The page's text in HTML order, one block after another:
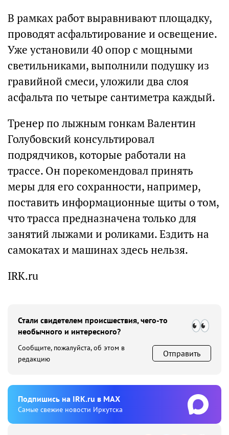
В рамках работ выравнивают площадку,
проводят асфальтирование и освещение.
Уже установили 40 опор с мощными
светильниками, выполнили подушку из
гравийной смеси, уложили два слоя
асфальта по четыре сантиметра каждый.
Тренер по лыжным гонкам Валентин
Голубовский консультировал
подрядчиков, которые работали на
трассе. Он порекомендовал принять
меры для его сохранности, например,
поставить информационные щиты о том,
что трасса предназначена только для
занятий лыжами и роликами. Ездить на
самокатах и машинах здесь нельзя.
IRK.ru
Стали свидетелем происшествия, чего-то
необычного и интересного?
Сообщите, пожалуйста, об этом в
редакцию
Отправить
Подпишиcь на IRK.ru в MAX
Cамые свежие новости Иркутска